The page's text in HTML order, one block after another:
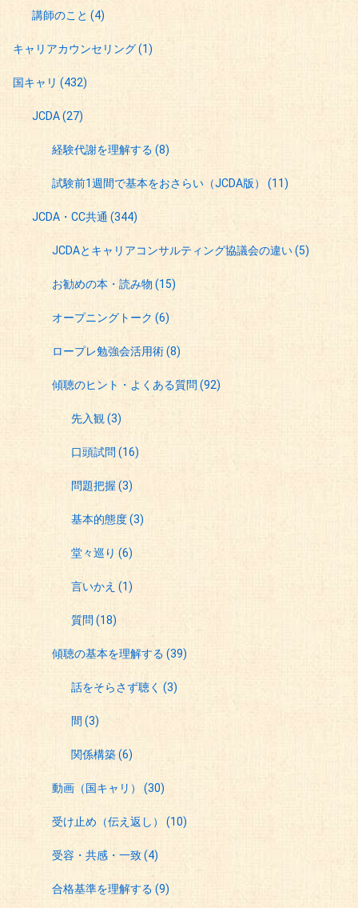
講師のこと(4)
キャリアカウンセリング(1)
国キャリ (432)
JCDA(27)
経験代謝を理解する (8)
試験前1週間で基本をおさらい（JCDA版） (11)
JCDA・CC共通(344)
JCDAとキャリアコンサルティング協議会の違い(5)
お勧めの本・読み物 (15)
オープニングトーク (6)
ロープレ勉強会活用術(8)
傾聴のヒント・よくある質問 (92)
先入観(3)
口頭試問(16)
問題把握(3)
基本的態度(3)
堂々巡り(6)
言いかえ(1)
質問(18)
傾聴の基本を理解する (39)
話をそらさず聴く(3)
間(3)
関係構築(6)
動画（国キャリ） (30)
受け止め（伝え返し） (10)
受容・共感・一致(4)
合格基準を理解する (9)